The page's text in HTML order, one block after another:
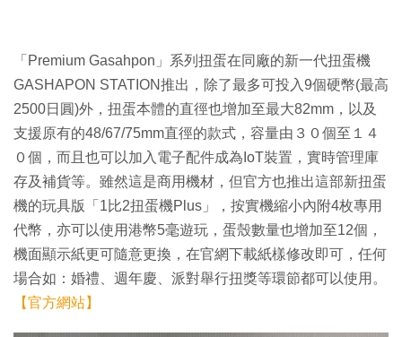
「Premium Gasahpon」系列扭蛋在同廠的新一代扭蛋機
GASHAPON STATION推出，除了最多可投入9個硬幣(最高
2500日圓)外，扭蛋本體的直徑也增加至最大82mm，以及
支援原有的48/67/75mm直徑的款式，容量由３０個至１４
０個，而且也可以加入電子配件成為IoT裝置，實時管理庫
存及補貨等。雖然這是商用機材，但官方也推出這部新扭蛋
機的玩具版「1比2扭蛋機Plus」，按實機縮小內附4枚專用
代幣，亦可以使用港幣5毫遊玩，蛋殼數量也增加至12個，
機面顯示紙更可隨意更換，在官網下載紙樣修改即可，任何
場合如：婚禮、週年慶、派對舉行扭獎等環節都可以使用。
【官方網站】